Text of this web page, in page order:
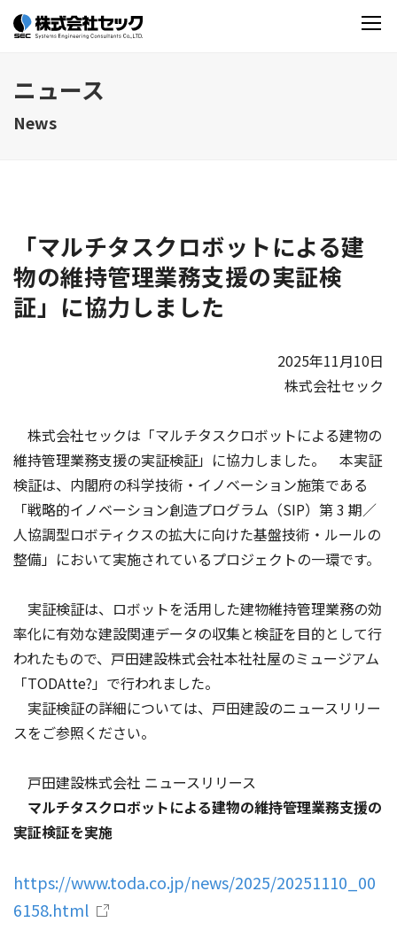
ニュース
News
「マルチタスクロボットによる建
物の維持管理業務支援の実証検
証」に協力しました
2025年11月10日
株式会社セック
株式会社セックは「マルチタスクロボットによる建物の
維持管理業務支援の実証検証」に協力しました。 本実証
検証は、内閣府の科学技術・イノベーション施策である
「戦略的イノベーション創造プログラム（SIP）第 3 期／
人協調型ロボティクスの拡大に向けた基盤技術・ルールの
整備」において実施されているプロジェクトの一環です。
実証検証は、ロボットを活用した建物維持管理業務の効
率化に有効な建設関連データの収集と検証を目的として行
われたもので、戸田建設株式会社本社社屋のミュージアム
「TODAtte?」で行われました。
実証検証の詳細については、戸田建設のニュースリリー
スをご参照ください。
戸田建設株式会社 ニュースリリース
マルチタスクロボットによる建物の維持管理業務支援の
実証検証を実施
https://www.toda.co.jp/news/2025/20251110_00
6158.html